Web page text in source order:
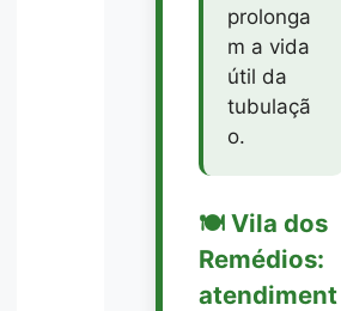
prolonga
m a vida
útil da
tubulaçã
o.
🍽️ Vila dos
Remédios:
atendiment